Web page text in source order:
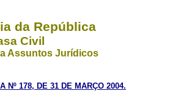
da República
Civil
Assuntos Jurídicos
Nº 178, DE 31 DE MARÇO 2004.